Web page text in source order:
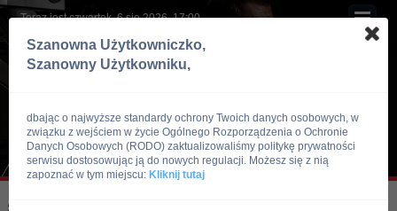
Teraz jest czwartek, 6 sie 2026, 17:00
Skocz do:
Szanowna Użytkowniczko,
Szanowny Użytkowniku,
dbając o najwyższe standardy ochrony Twoich danych osobowych, w
związku z wejściem w życie Ogólnego Rozporządzenia o Ochronie
Danych Osobowych (RODO) zaktualizowaliśmy politykę prywatności
serwisu dostosowując ją do nowych regulacji. Możesz się z nią
zapoznać w tym miejscu: Kliknij tutaj